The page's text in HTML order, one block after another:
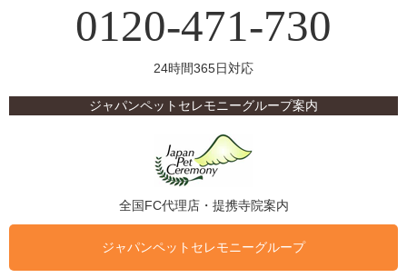
0120-471-730
24時間365日対応
ジャパンペットセレモニーグループ案内
全国FC代理店・提携寺院案内
ジャパンペットセレモニーグループ